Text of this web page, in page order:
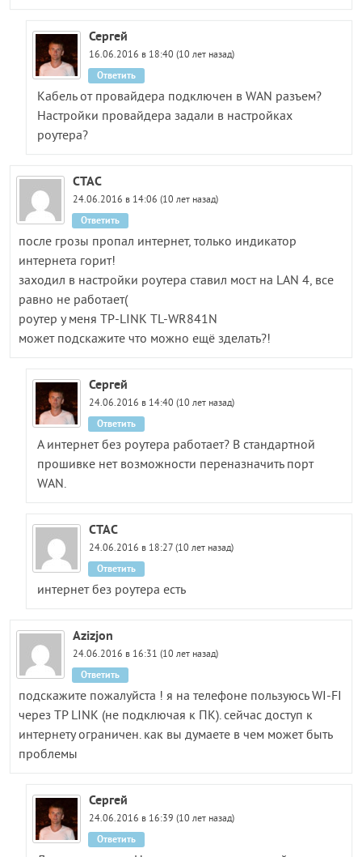
Сергей
16.06.2016 в 18:40 (10 лет назад)
Кабель от провайдера подключен в WAN разъем?
Настройки провайдера задали в настройках
роутера?
Ответить
СТАС
24.06.2016 в 14:06 (10 лет назад)
после грозы пропал интернет, только индикатор
интернета горит!
заходил в настройки роутера ставил мост на LAN 4, все
равно не работает(
роутер у меня TP-LINK TL-WR841N
может подскажите что можно ещё зделать?!
Ответить
Сергей
24.06.2016 в 14:40 (10 лет назад)
А интернет без роутера работает? В стандартной
прошивке нет возможности переназначить порт
WAN.
Ответить
СТАС
24.06.2016 в 18:27 (10 лет назад)
интернет без роутера есть
Ответить
Azizjon
24.06.2016 в 16:31 (10 лет назад)
подскажите пожалуйста ! я на телефоне пользуюсь WI-FI
через TP LINK (не подключая к ПК). сейчас доступ к
интернету ограничен. как вы думаете в чем может быть
проблемы
Ответить
Сергей
24.06.2016 в 16:39 (10 лет назад)
Ответить